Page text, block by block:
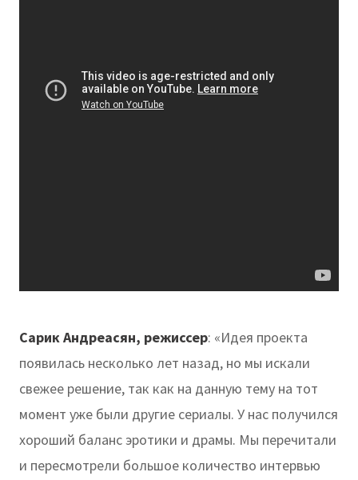
Сарик Андреасян, режиссер: «Идея проекта
появилась несколько лет назад, но мы искали
свежее решение, так как на данную тему на тот
момент уже были другие сериалы. У нас получился
хороший баланс эротики и драмы. Мы перечитали
и пересмотрели большое количество интервью